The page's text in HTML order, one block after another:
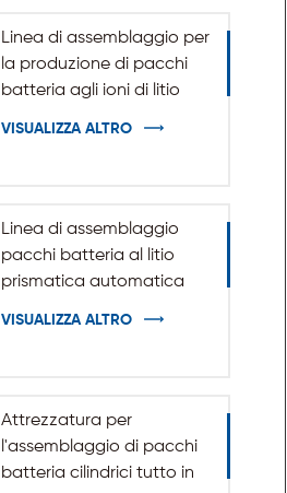
Linea di assemblaggio per
la produzione di pacchi
batteria agli ioni di litio
VISUALIZZA ALTRO
Linea di assemblaggio
pacchi batteria al litio
prismatica automatica
VISUALIZZA ALTRO
Attrezzatura per
l'assemblaggio di pacchi
batteria cilindrici tutto in